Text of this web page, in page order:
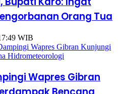
Orang Tua
WIB
Wapres Gibran